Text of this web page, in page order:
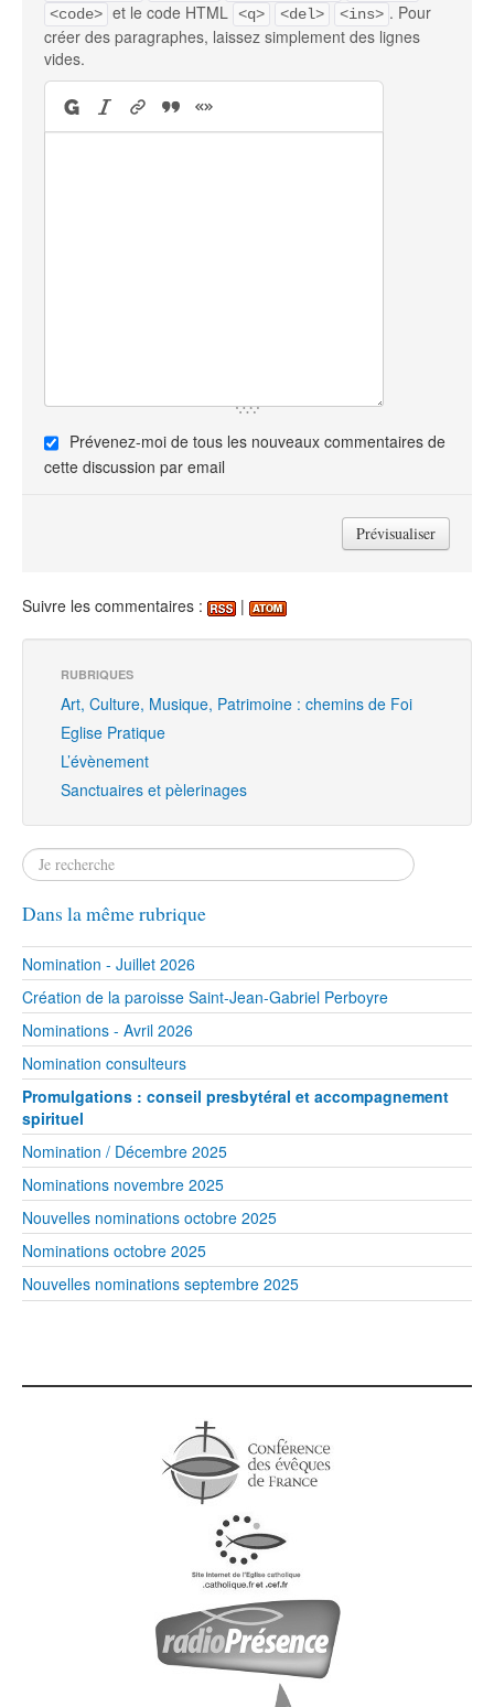
<code> et le code HTML <q> <del> <ins> . Pour
créer des paragraphes, laissez simplement des lignes
vides.
Prévenez-moi de tous les nouveaux commentaires de
cette discussion par email
Suivre les commentaires : |
RUBRIQUES
Art, Culture, Musique, Patrimoine : chemins de Foi
Eglise Pratique
L’évènement
Sanctuaires et pèlerinages
Dans la même rubrique
Nomination - Juillet 2026
Création de la paroisse Saint-Jean-Gabriel Perboyre
Nominations - Avril 2026
Nomination consulteurs
Promulgations : conseil presbytéral et accompagnement
spirituel
Nomination / Décembre 2025
Nominations novembre 2025
Nouvelles nominations octobre 2025
Nominations octobre 2025
Nouvelles nominations septembre 2025